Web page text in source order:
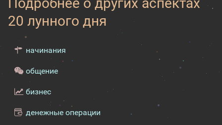
20 лунного дня
начинания
общение
бизнес
денежные операции